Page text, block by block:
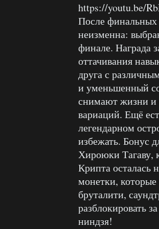
https://youtu.be/
После финальных
неизменна:
финале. Награда
оттачивания
друга с
и уменьшенный
снимают жизни и
вариаций. Ещё
легендарном
избежать. Бонус
Хироюки Тагаву,
Крипта осталась
монетки,
бруталити,
разблокировать
ниндзя!